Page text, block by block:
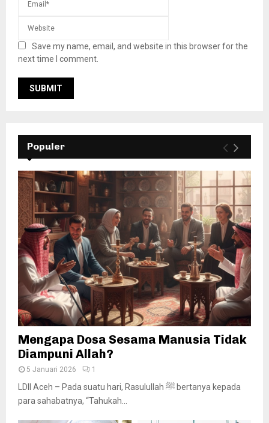
Save my name, email, and website in this browser for the
next time I comment.
Populer
Mengapa Dosa Sesama Manusia Tidak
Diampuni Allah?
5 Januari 2026 1
LDII Aceh – Pada suatu hari, Rasulullah ﷺ bertanya kepada
para sahabatnya, “Tahukah...